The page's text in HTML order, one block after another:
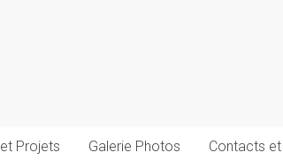
Projets Galerie Photos Contacts